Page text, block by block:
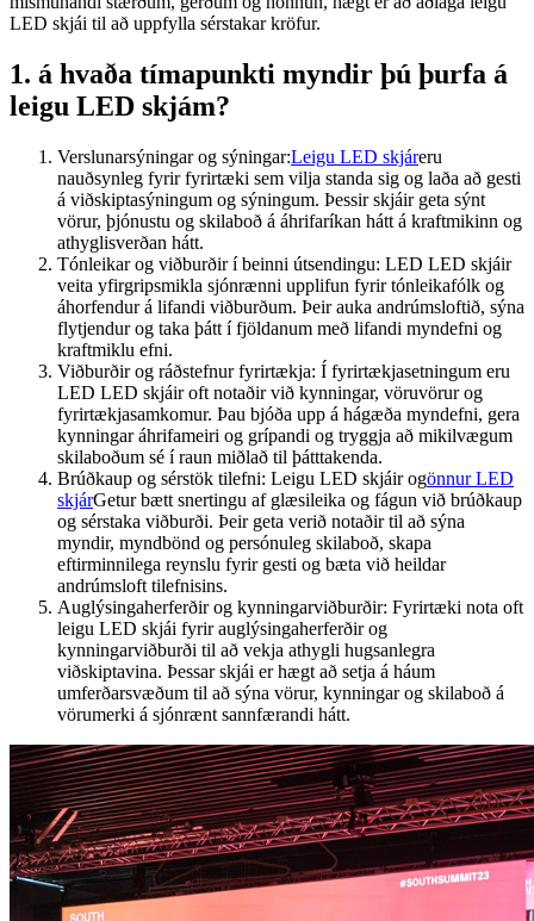
LED skjái til að uppfylla sérstakar kröfur.
1. á hvaða tímapunkti myndir þú þurfa á
leigu LED skjám?
Verslunarsýningar og sýningar:Leigu LED skjáreru
nauðsynleg fyrir fyrirtæki sem vilja standa sig og laða að gesti
á viðskiptasýningum og sýningum. Þessir skjáir geta sýnt
vörur, þjónustu og skilaboð á áhrifaríkan hátt á kraftmikinn og
athyglisverðan hátt.
Tónleikar og viðburðir í beinni útsendingu: LED LED skjáir
veita yfirgripsmikla sjónrænni upplifun fyrir tónleikafólk og
áhorfendur á lifandi viðburðum. Þeir auka andrúmsloftið, sýna
flytjendur og taka þátt í fjöldanum með lifandi myndefni og
kraftmiklu efni.
Viðburðir og ráðstefnur fyrirtækja: Í fyrirtækjasetningum eru
LED LED skjáir oft notaðir við kynningar, vöruvörur og
fyrirtækjasamkomur. Þau bjóða upp á hágæða myndefni, gera
kynningar áhrifameiri og grípandi og tryggja að mikilvægum
skilaboðum sé í raun miðlað til þátttakenda.
Brúðkaup og sérstök tilefni: Leigu LED skjáir ogönnur LED
skjárGetur bætt snertingu af glæsileika og fágun við brúðkaup
og sérstaka viðburði. Þeir geta verið notaðir til að sýna
myndir, myndbönd og persónuleg skilaboð, skapa
eftirminnilega reynslu fyrir gesti og bæta við heildar
andrúmsloft tilefnisins.
Auglýsingaherferðir og kynningarviðburðir: Fyrirtæki nota oft
leigu LED skjái fyrir auglýsingaherferðir og
kynningarviðburði til að vekja athygli hugsanlegra
viðskiptavina. Þessar skjái er hægt að setja á háum
umferðarsvæðum til að sýna vörur, kynningar og skilaboð á
vörumerki á sjónrænt sannfærandi hátt.